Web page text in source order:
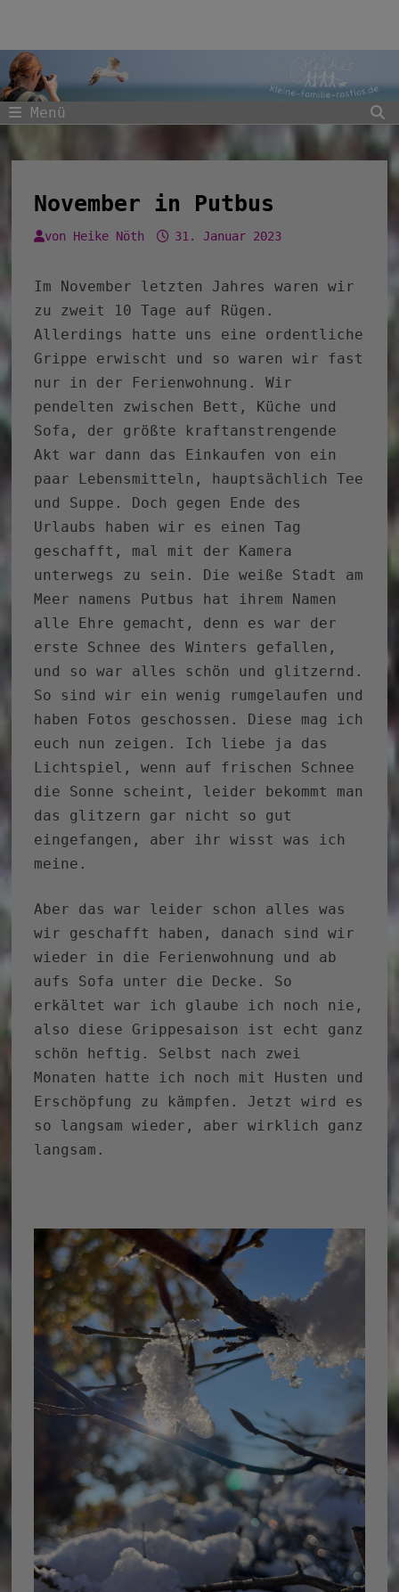
springen
Menü
November in Putbus
von Heike Nöth 31. Januar 2023
Im November letzten Jahres waren wir
zu zweit 10 Tage auf Rügen.
Allerdings hatte uns eine ordentliche
Grippe erwischt und so waren wir fast
nur in der Ferienwohnung. Wir
pendelten zwischen Bett, Küche und
Sofa, der größte kraftanstrengende
Akt war dann das Einkaufen von ein
paar Lebensmitteln, hauptsächlich Tee
und Suppe. Doch gegen Ende des
Urlaubs haben wir es einen Tag
geschafft, mal mit der Kamera
unterwegs zu sein. Die weiße Stadt am
Meer namens Putbus hat ihrem Namen
alle Ehre gemacht, denn es war der
erste Schnee des Winters gefallen,
und so war alles schön und glitzernd.
So sind wir ein wenig rumgelaufen und
haben Fotos geschossen. Diese mag ich
euch nun zeigen. Ich liebe ja das
Lichtspiel, wenn auf frischen Schnee
die Sonne scheint, leider bekommt man
das glitzern gar nicht so gut
eingefangen, aber ihr wisst was ich
meine.
Aber das war leider schon alles was
wir geschafft haben, danach sind wir
wieder in die Ferienwohnung und ab
aufs Sofa unter die Decke. So
erkältet war ich glaube ich noch nie,
also diese Grippesaison ist echt ganz
schön heftig. Selbst nach zwei
Monaten hatte ich noch mit Husten und
Erschöpfung zu kämpfen. Jetzt wird es
so langsam wieder, aber wirklich ganz
langsam.